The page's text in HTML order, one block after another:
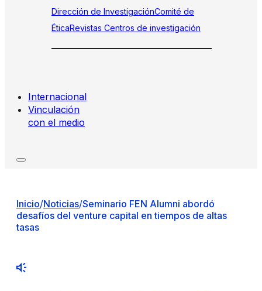
Dirección de InvestigaciónComité de
ÉticaRevistas Centros de investigación
Internacional
Vinculación
con el medio
Inicio/Noticias/Seminario FEN Alumni abordó
desafíos del venture capital en tiempos de altas
tasas